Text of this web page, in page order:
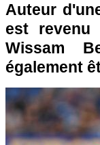
Auteur
est revenu
Wissam
également